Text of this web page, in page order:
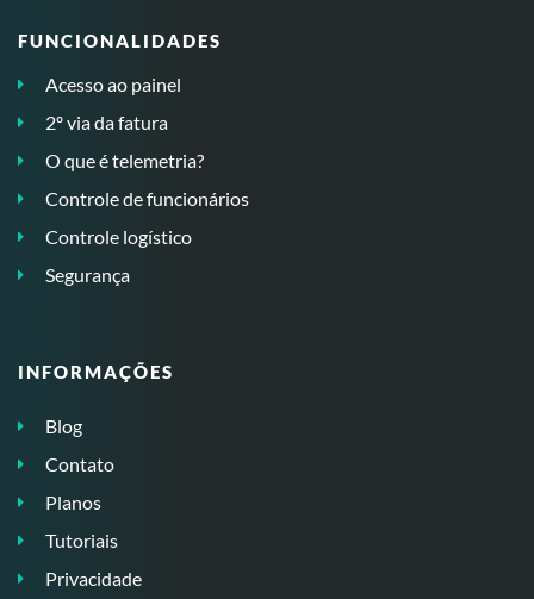
FUNCIONALIDADES
Acesso ao painel
2º via da fatura
O que é telemetria?
Controle de funcionários
Controle logístico
Segurança
INFORMAÇÕES
Blog
Contato
Planos
Tutoriais
Privacidade